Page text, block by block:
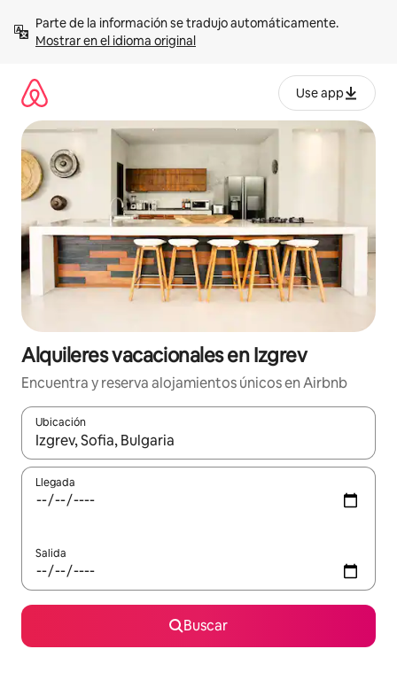
contenidoMostrar en el idioma original
Use app
Alquileres vacacionales en Izgrev
Encuentra y reserva alojamientos únicos en Airbnb
Ubicación
Cuando los resultados estén disponibles, navega con las
Llegada
Salida
Buscar